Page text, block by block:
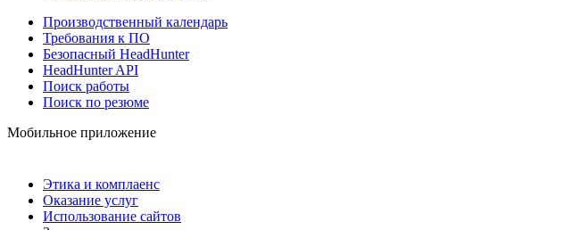
Производственный календарь
Требования к ПО
Безопасный HeadHunter
HeadHunter API
Поиск работы
Поиск по резюме
Мобильное приложение
Этика и комплаенс
Оказание услуг
Использование сайтов